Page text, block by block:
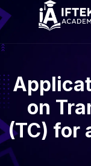
on
(TC) for